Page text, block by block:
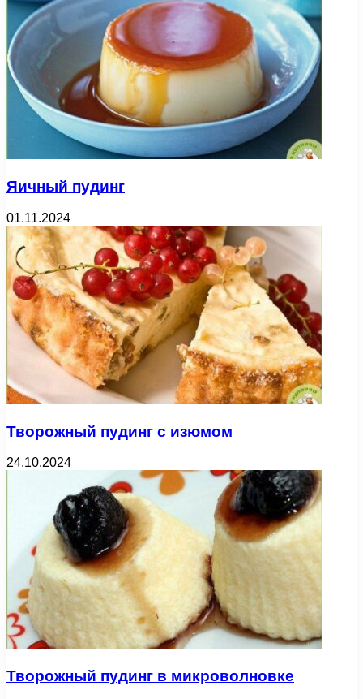
Яичный пудинг
01.11.2024
Творожный пудинг с изюмом
24.10.2024
Творожный пудинг в микроволновке